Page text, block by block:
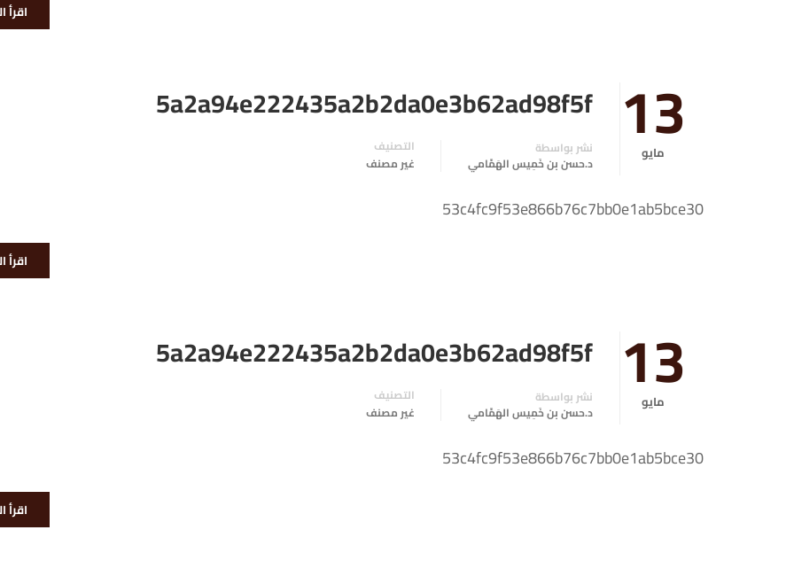
اقرأ
13
مايو
5a2a94e222435a2b2da0e3b62ad98f5f
نشر بواسطة
د.حسن بن خَمِيس الهَمَّامي
التصنيف
غير مصنف
53c4fc9f53e866b76c7bb0e1ab5bce30
اقرأ
13
مايو
5a2a94e222435a2b2da0e3b62ad98f5f
نشر بواسطة
د.حسن بن خَمِيس الهَمَّامي
التصنيف
غير مصنف
53c4fc9f53e866b76c7bb0e1ab5bce30
اقرأ